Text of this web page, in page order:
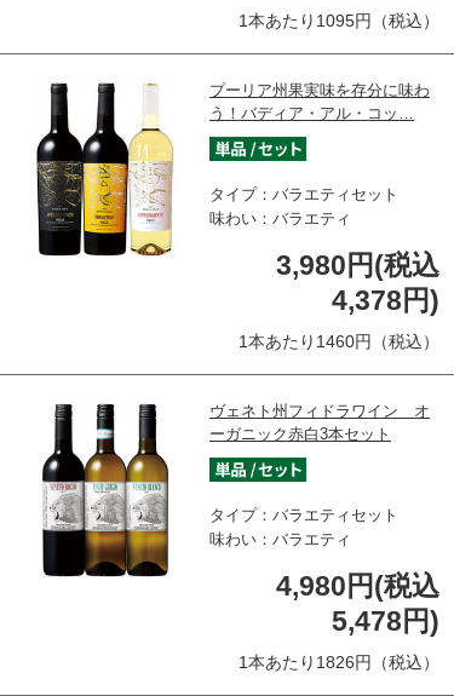
1本あたり1095円（税込）
プーリア州果実味を存分に味わ
う！バディア・アル・コッ…
タイプ：バラエティセット
味わい：バラエティ
3,980円(税込
4,378円)
1本あたり1460円（税込）
ヴェネト州フィドラワイン オ
ーガニック赤白3本セット
タイプ：バラエティセット
味わい：バラエティ
4,980円(税込
5,478円)
1本あたり1826円（税込）